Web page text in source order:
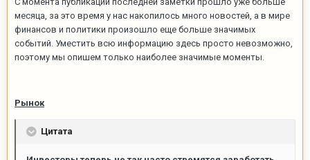
месяца, за это время у нас накопилось много новостей, а в мире
финансов и политики произошло еще больше значимых
событий. Уместить всю информацию здесь просто невозможно,
поэтому мы опишем только наиболее значимые моменты.
Рынок
Цитата